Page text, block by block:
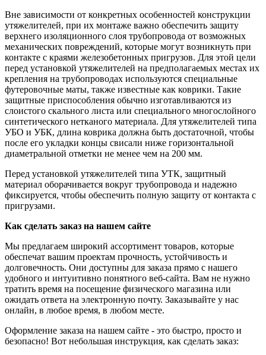
Вне зависимости от конкретных особенностей конструкции
утяжелителей, при их монтаже важно обеспечить защиту
верхнего изоляционного слоя трубопровода от возможных
механических повреждений, которые могут возникнуть при
контакте с краями железобетонных пригрузов. Для этой цели
перед установкой утяжелителей на предполагаемых местах их
крепления на трубопроводах используются специальные
футеровочные маты, также известные как коврики. Такие
защитные приспособления обычно изготавливаются из
слоистого скального листа или специального многослойного
синтетического нетканого материала. Для утяжелителей типа
УБО и УБК, длина коврика должна быть достаточной, чтобы
после его укладки концы свисали ниже горизонтальной
диаметральной отметки не менее чем на 200 мм.
Перед установкой утяжелителей типа УТК, защитный
материал оборачивается вокруг трубопровода и надежно
фиксируется, чтобы обеспечить полную защиту от контакта с
пригрузами.
Как сделать заказ на нашем сайте
Мы предлагаем широкий ассортимент товаров, которые
обеспечат вашим проектам прочность, устойчивость и
долговечность. Они доступны для заказа прямо с нашего
удобного и интуитивно понятного веб-сайта. Вам не нужно
тратить время на посещение физического магазина или
ожидать ответа на электронную почту. Заказывайте у нас
онлайн, в любое время, в любом месте.
Оформление заказа на нашем сайте - это быстро, просто и
безопасно! Вот небольшая инструкция, как сделать заказ: